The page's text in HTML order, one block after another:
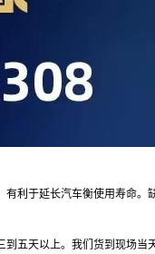
利于延长汽车衡使用寿命。
五天以上。我们货到现场当